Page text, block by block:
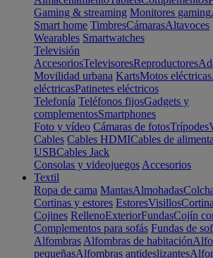
Gaming & streaming Monitores gaming
Smart home TimbresCámarasAltavoces
Wearables Smartwatches
Televisión
AccesoriosTelevisoresReproductores
Movilidad urbana KartsMotos eléctricas
eléctricasPatinetes eléctricos
Telefonía Teléfonos fijosGadgets y
complementosSmartphones
Foto y vídeo Cámaras de fotosTrípodes
Cables Cables HDMICables de
USBCables Jack
Consolas y videojuegos Accesorios
Textil
Ropa de cama MantasAlmohadas
Cortinas y estores EstoresVisillos
Cojines RellenoExteriorFundasCojín
Complementos para sofás Fundas de
Alfombras Alfombras de habitación
pequeñasAlfombras antideslizantes